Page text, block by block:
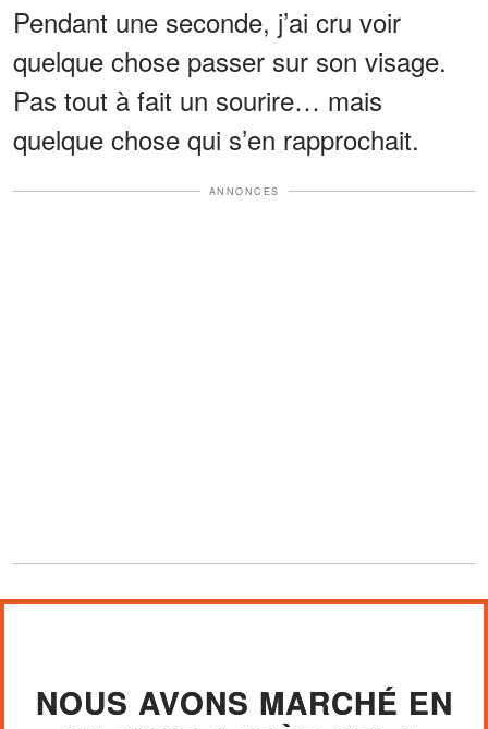
Pendant une seconde, j’ai cru voir
quelque chose passer sur son visage.
Pas tout à fait un sourire… mais
quelque chose qui s’en rapprochait.
ANNONCES
NOUS AVONS MARCHÉ EN